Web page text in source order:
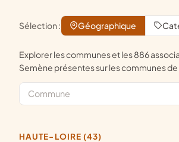
Sélection : Géographique
Explorer les communes et les 886 associations de Loire et
Semène présentes sur les communes de
HAUTE-LOIRE (43)